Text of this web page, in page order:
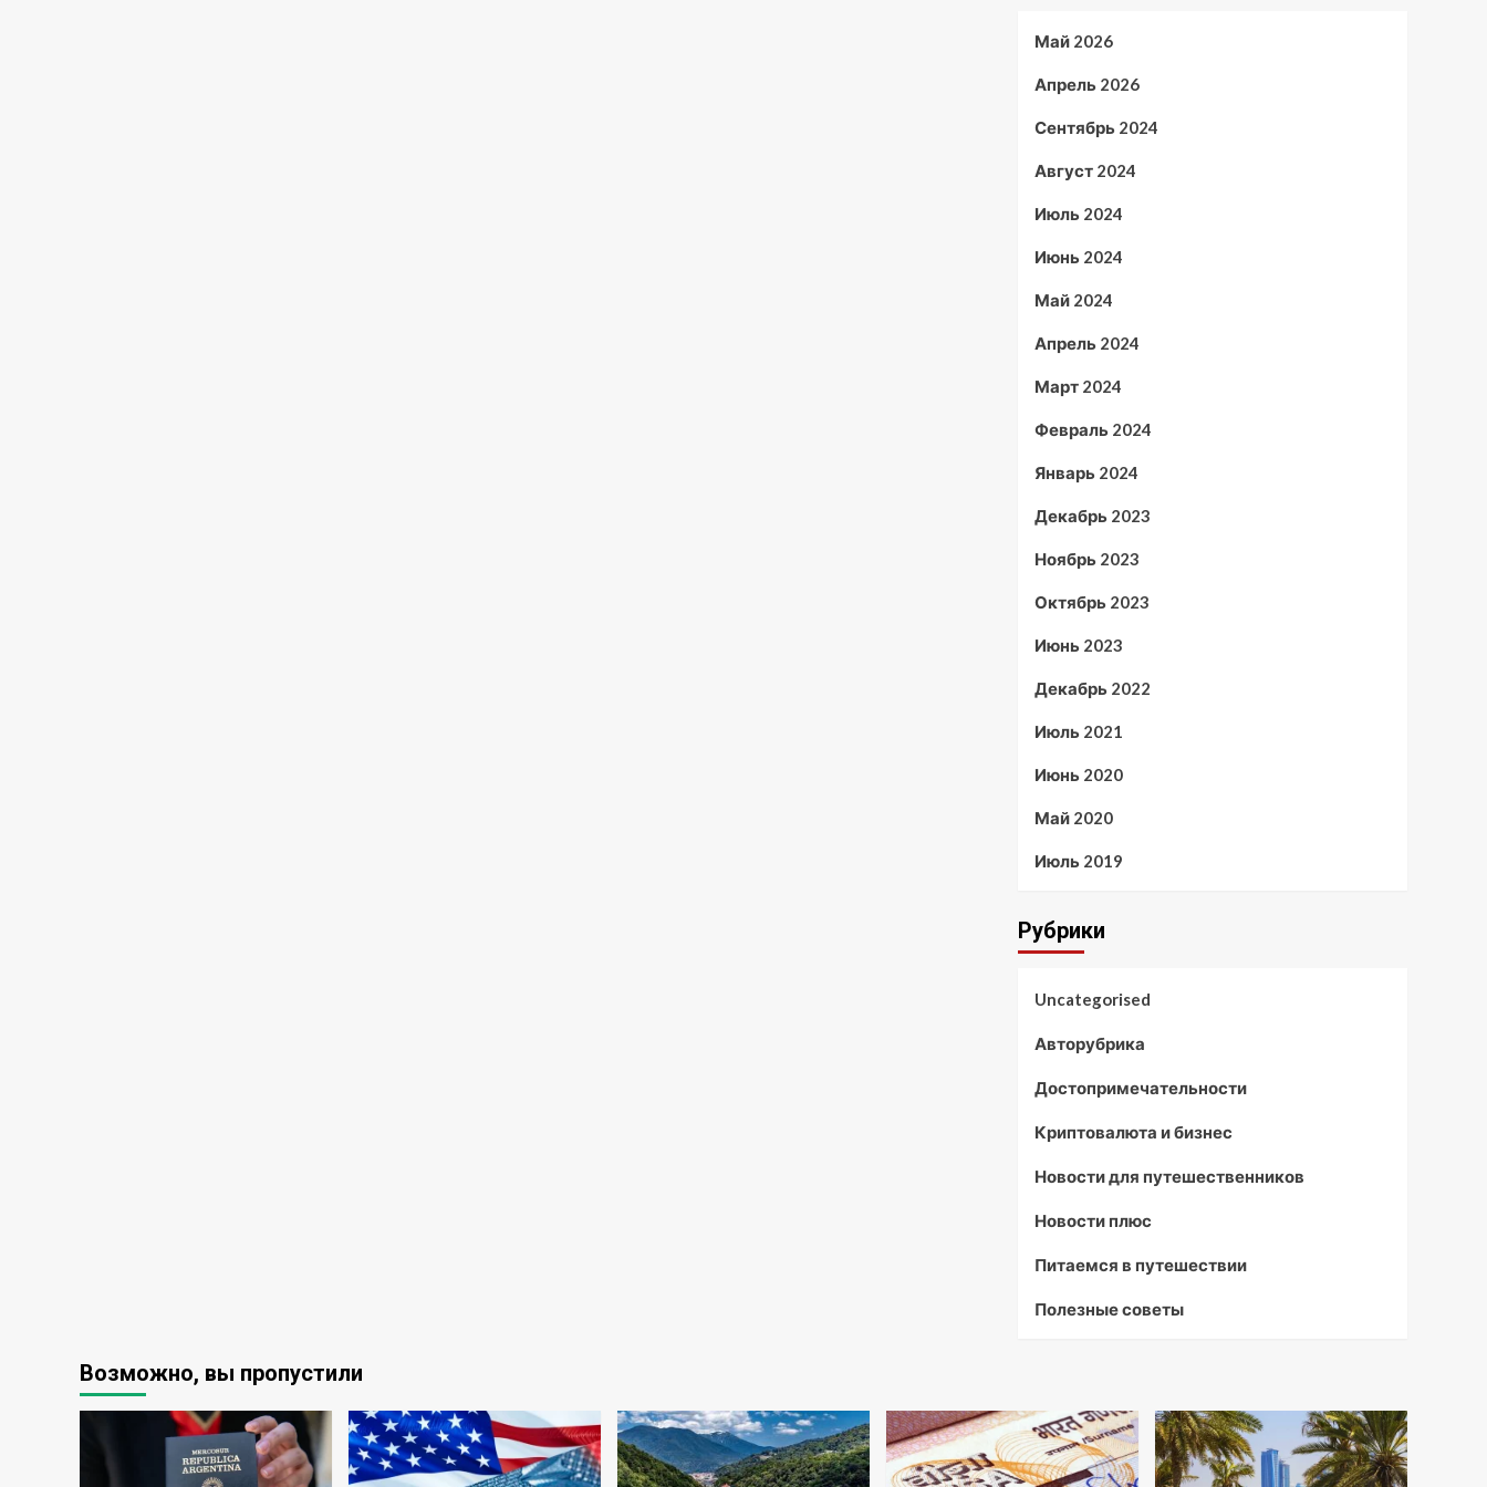
Май 2026
Апрель 2026
Сентябрь 2024
Август 2024
Июль 2024
Июнь 2024
Май 2024
Апрель 2024
Март 2024
Февраль 2024
Январь 2024
Декабрь 2023
Ноябрь 2023
Октябрь 2023
Июнь 2023
Декабрь 2022
Июль 2021
Июнь 2020
Май 2020
Июль 2019
Рубрики
Uncategorised
Авторубрика
Достопримечательности
Криптовалюта и бизнес
Новости для путешественников
Новости плюс
Питаемся в путешествии
Полезные советы
Возможно, вы пропустили